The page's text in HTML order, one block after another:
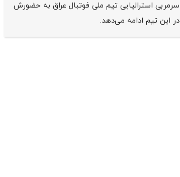
سرمربی استرالیایی تیم ملی فوتبال عراق به حضورش
در این تیم ادامه می‌دهد.